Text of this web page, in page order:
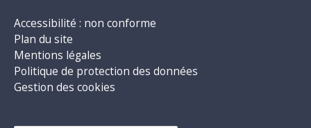
Accessibilité : non conforme
Plan du site
Mentions légales
Politique de protection des données
Gestion des cookies